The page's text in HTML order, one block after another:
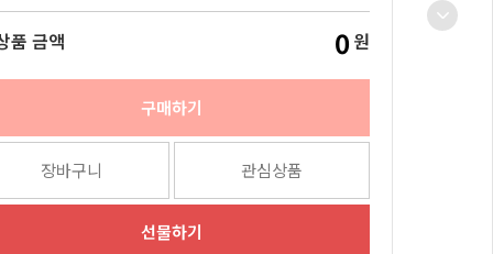
품 금액 0 원
구매하기
장바구니 관심상품
선물하기